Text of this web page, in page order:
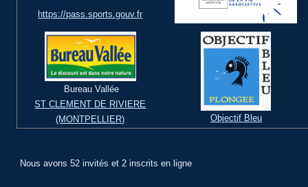
https://pass.sports.gouv.fr
Bureau Vallée
ST CLEMENT DE RIVIERE
(MONTPELLIER)
Objectif Bleu
Nous avons 52 invités et 2 inscrits en ligne